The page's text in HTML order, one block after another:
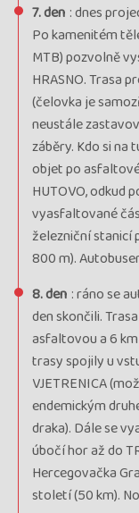
7. den : dnes
Po kamenitém
MTB) pozvolně
HRASNO. Trasa
(čelovka je
neustále
záběry. Kdo si
objet po
HUTOVO, odkud
vyasfaltované
železniční stanicí
800 m).
8. den : ráno se
den skončili.
asfaltovou a 6
trasy spojily u
VJETRENICA
endemickým
draka). Dále se
úbočí hor až do
Hercegovačka
století (50 km).